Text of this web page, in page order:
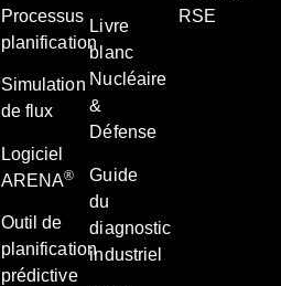
Processus
planification
Simulation
de flux
Logiciel
ARENA®
Outil de
planification
prédictive
Livre
blanc
Nucléaire
&
Défense
Guide
du
diagnostic
industriel
RSE